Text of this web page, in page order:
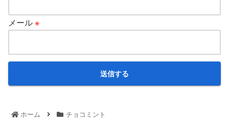
メール※
ホーム チョコミント